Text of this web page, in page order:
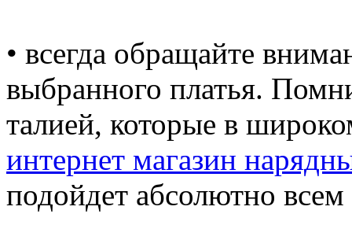
• всегда обращайте
выбранного платья.
талией, которые в
интернет магазин
подойдет абсолютно